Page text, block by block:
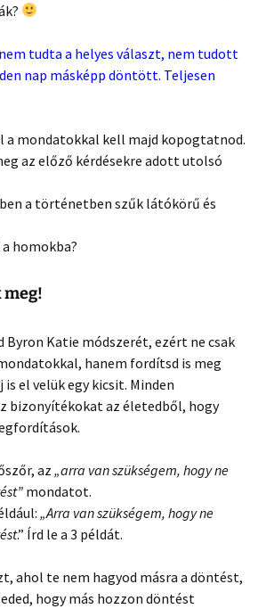
tudta a helyes választ, nem tudott
nap másképp döntött. Teljesen
a mondatokkal kell majd kopogtatnod.
az előző kérdésekre adott utolsó
a történetben szűk látókörű és
homokba?
Byron Katie módszerét, ezért ne csak
hanem fordítsd is meg
el velük egy kicsit. Minden
bizonyítékokat az életedből, hogy
az „arra van szükségem, hogy ne
mondatot.
„Arra van szükségem, hogy ne
.” Írd le a 3 példát.
ahol te nem hagyod másra a döntést,
hogy más hozzon döntést